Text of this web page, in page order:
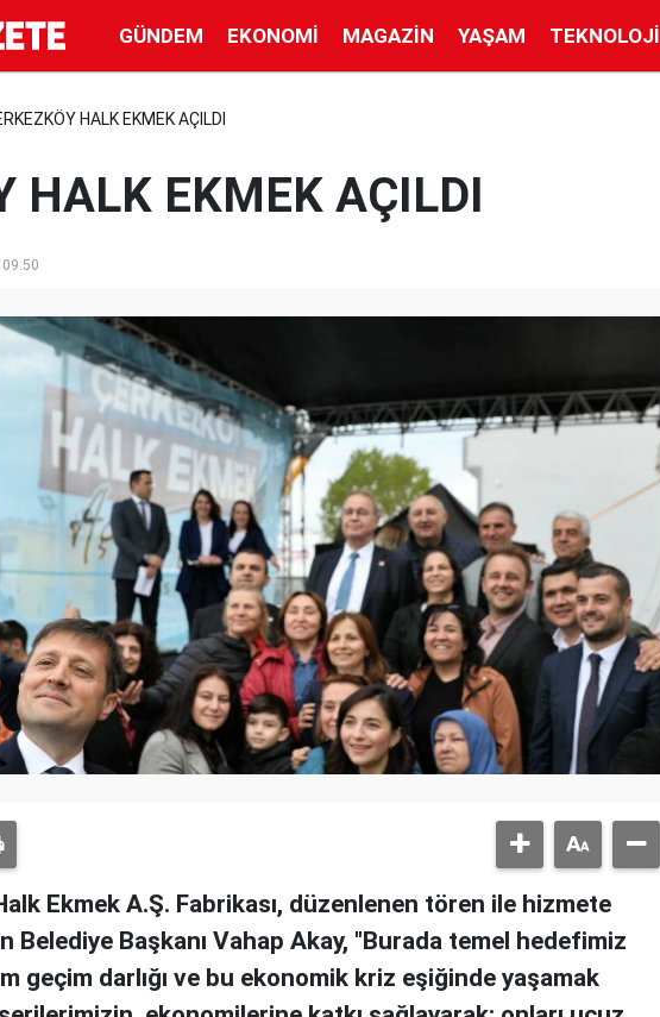
GÜNDEM EKONOMI MAGAZIN YAŞAM TEKNOLOJI
HALK EKMEK AÇILDI
HALK EKMEK AÇILDI
09:50
Ekmek A.Ş. Fabrikası, düzenlenen tören ile hizmete
Belediye Başkanı Vahap Akay, "Burada temel hedefimiz
geçim darlığı ve bu ekonomik kriz eşiğinde yaşamak